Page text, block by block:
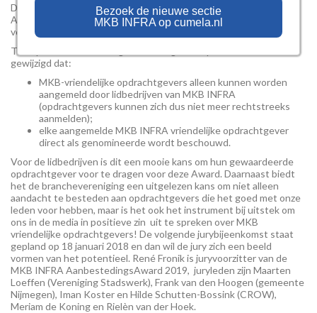
Dit is een van de speerpunten van MKB INFRA en de
AanbestedingsAward een instrument om hier de aandacht op te
vestigen.
Ten opzichte van de vorige aflevering is de opzet in die zin
gewijzigd dat:
MKB-vriendelijke opdrachtgevers alleen kunnen worden
aangemeld door lidbedrijven van MKB INFRA
(opdrachtgevers kunnen zich dus niet meer rechtstreeks
aanmelden);
elke aangemelde MKB INFRA vriendelijke opdrachtgever
direct als genomineerde wordt beschouwd.
Voor de lidbedrijven is dit een mooie kans om hun gewaardeerde
opdrachtgever voor te dragen voor deze Award. Daarnaast biedt
het de branchevereniging een uitgelezen kans om niet alleen
aandacht te besteden aan opdrachtgevers die het goed met onze
leden voor hebben, maar is het ook het instrument bij uitstek om
ons in de media in positieve zin uit te spreken over MKB
vriendelijke opdrachtgevers! De volgende jurybijeenkomst staat
gepland op 18 januari 2018 en dan wil de jury zich een beeld
vormen van het potentieel. René Fronik is juryvoorzitter van de
MKB INFRA AanbestedingsAward 2019, juryleden zijn Maarten
Loeffen (Vereniging Stadswerk), Frank van den Hoogen (gemeente
Nijmegen), Iman Koster en Hilde Schutten-Bossink (CROW),
Meriam de Koning en Rielèn van der Hoek.
Bezoek de nieuwe sectie
MKB INFRA op cumela.nl